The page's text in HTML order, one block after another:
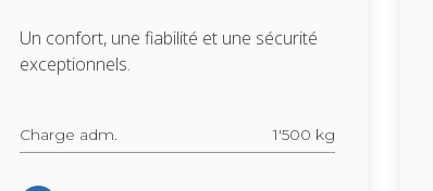
Un confort, une fia­bi­lité et une sécu­rité
excep­tion­nels.
Charge adm. 1'500 kg